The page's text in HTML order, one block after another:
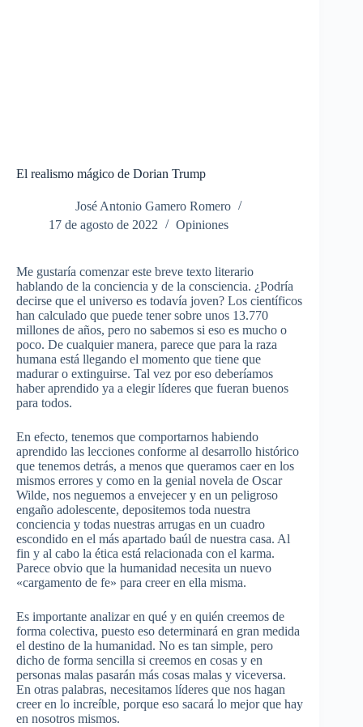
El realismo mágico de Dorian Trump
José Antonio Gamero Romero
17 de agosto de 2022
Opiniones
Me gustaría comenzar este breve texto literario
hablando de la conciencia y de la consciencia. ¿Podría
decirse que el universo es todavía joven? Los científicos
han calculado que puede tener sobre unos 13.770
millones de años, pero no sabemos si eso es mucho o
poco. De cualquier manera, parece que para la raza
humana está llegando el momento que tiene que
madurar o extinguirse. Tal vez por eso deberíamos
haber aprendido ya a elegir líderes que fueran buenos
para todos.
En efecto, tenemos que comportarnos habiendo
aprendido las lecciones conforme al desarrollo histórico
que tenemos detrás, a menos que queramos caer en los
mismos errores y como en la genial novela de Oscar
Wilde, nos neguemos a envejecer y en un peligroso
engaño adolescente, depositemos toda nuestra
conciencia y todas nuestras arrugas en un cuadro
escondido en el más apartado baúl de nuestra casa. Al
fin y al cabo la ética está relacionada con el karma.
Parece obvio que la humanidad necesita un nuevo
«cargamento de fe» para creer en ella misma.
Es importante analizar en qué y en quién creemos de
forma colectiva, puesto eso determinará en gran medida
el destino de la humanidad. No es tan simple, pero
dicho de forma sencilla si creemos en cosas y en
personas malas pasarán más cosas malas y viceversa.
En otras palabras, necesitamos líderes que nos hagan
creer en lo increíble, porque eso sacará lo mejor que hay
en nosotros mismos.